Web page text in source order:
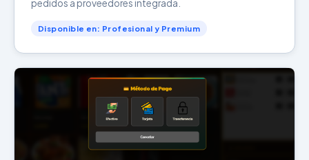
pedidos a proveedores integrada.
Disponible en: Profesional y Premium